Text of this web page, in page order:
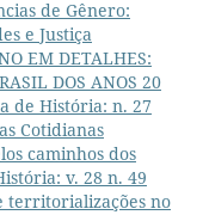
de Gênero:
e Justiça
EM DETALHES:
DOS ANOS 20
de História: n. 27
Cotidianas
caminhos dos
v. 28 n. 49
territorializações no